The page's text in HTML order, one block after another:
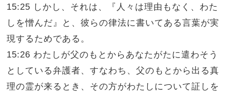
15:25 しかし、それは、『人々は理由もなく、わた
しを憎んだ』と、彼らの律法に書いてある言葉が実
現するためである。
15:26 わたしが父のもとからあなたがたに遣わそう
としている弁護者、すなわち、父のもとから出る真
理の霊が来るとき、その方がわたしについて証しを